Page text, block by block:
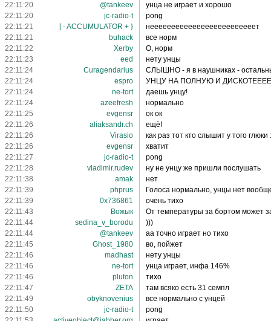
22:11:20
@tankeev
унца не играет и хорошо
22:11:20
jc-radio-t
pong
22:11:21
[ - ACCUMULATOR + }
нееееееееееееееееееееееееет
22:11:21
buhack
все норм
22:11:22
Xerby
О, норм
22:11:23
eed
нету унцы
22:11:24
Curagendarius
СЛЫШНО - я в наушниках -
22:11:24
espro
УНЦУ НА ПОЛНУЮ И
22:11:24
ne-tort
даешь унцу!
22:11:24
azeefresh
нормально
22:11:25
evgensr
ок ок
22:11:26
aliaksandr.ch
ещё!
22:11:26
Virasio
как раз тот кто слышит у того глюки
22:11:26
evgensr
хватит
22:11:27
jc-radio-t
pong
22:11:28
vladimir.rudev
ну не унцу же пришли послушать
22:11:38
amak
нет
22:11:39
phprus
Голоса нормально, унцы нет
22:11:39
0x736861
очень тихо
22:11:43
Вожык
От температуры за бортом может
22:11:44
sedina_v_borodu
)))
22:11:44
@tankeev
аа точно играет но тихо
22:11:45
Ghost_1980
во, пойжет
22:11:46
madhast
нету унцы
22:11:46
ne-tort
унца играет, инфа 146%
22:11:46
pluton
тихо
22:11:47
ZETA
там всяко есть 31 семпл
22:11:49
obyknovenius
все нормально с унцей
22:11:50
jc-radio-t
pong